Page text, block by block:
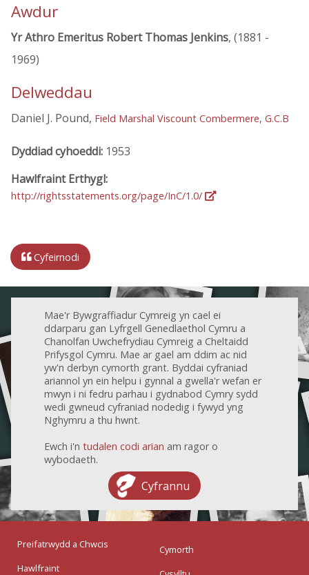
Awdur
Yr Athro Emeritus Robert Thomas Jenkins, (1881 -
1969)
Delweddau
Daniel J. Pound, Field Marshal Viscount Combermere, G.C.B
Dyddiad cyhoeddi: 1953
Hawlfraint Erthygl:
http://rightsstatements.org/page/InC/1.0/
Cyfeirnodi
Mae'r Bywgraffiadur Cymreig yn cael ei
ddarparu gan Lyfrgell Genedlaethol Cymru a
Chanolfan Uwchefrydiau Cymreig a Cheltaidd
Prifysgol Cymru. Mae ar gael am ddim ac nid
yw'n derbyn cymorth grant. Byddai cyfraniad
ariannol yn ein helpu i gynnal a gwella'r wefan er
mwyn i ni fedru parhau i gydnabod Cymry sydd
wedi gwneud cyfraniad nodedig i fywyd yng
Nghymru a thu hwnt.
Ewch i'n tudalen codi arian am ragor o
wybodaeth.
Cyfrannu
Preifatrwydd a Chwcis
Hawlfraint
Cymorth